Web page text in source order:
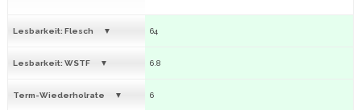
Lesbarkeit: Flesch 64
Lesbarkeit: WSTF 6.8
Term-Wiederholrate 6